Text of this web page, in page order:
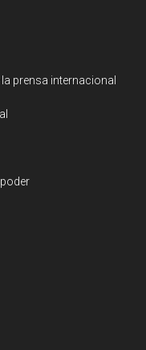
prensa internacional